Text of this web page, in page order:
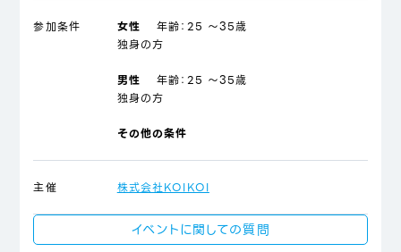
参加条件 女性 年齢： 25 ～35歳
独身の方
男性 年齢： 25 ～35歳
独身の方
その他の条件
主催 株式会社KOIKOI
イベントに関しての質問